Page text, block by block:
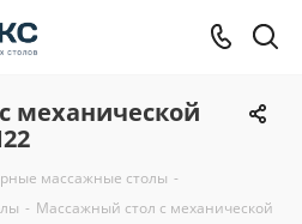
механической
массажные столы -
- Массажный стол с механической